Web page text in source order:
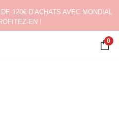
120€ D’ACHATS AVEC MONDIAL
EN !
0